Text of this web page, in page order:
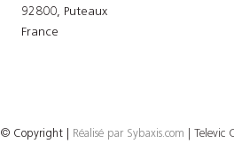
92800, Puteaux
France
© Copyright Réalisé par Sybaxis.com | Televic